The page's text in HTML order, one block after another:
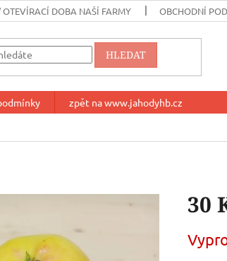
DOBA NAŠÍ FARMY OBCHODNÍ
HLEDAT
zpět na www.jahodyhb.cz
30
cena: